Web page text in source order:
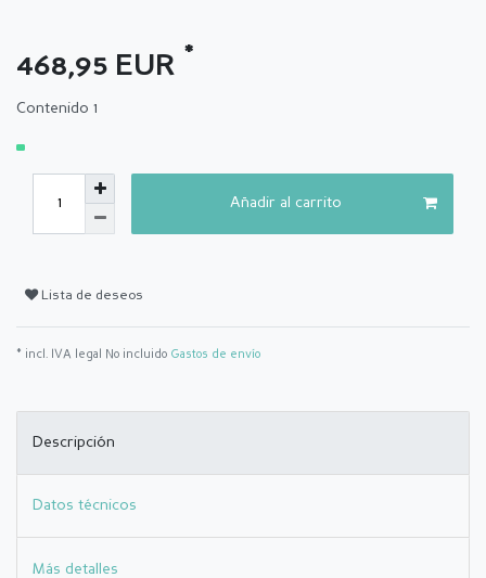
468,95 EUR *
Contenido 1
Añadir al carrito
Lista de deseos
* incl. IVA legal No incluido Gastos de envío
Descripción
Datos técnicos
Más detalles